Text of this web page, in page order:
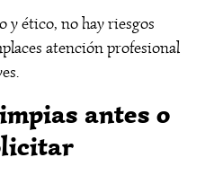
y ético, no hay riesgos
atención profesional
antes o